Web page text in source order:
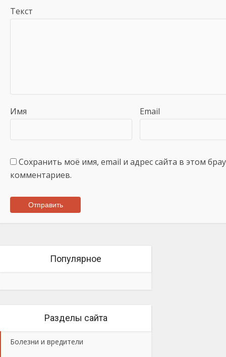
Текст
Имя Email
Сохранить моё имя, email и адрес сайта в этом
комментариев.
Популярное
Разделы сайта
Болезни и вредители